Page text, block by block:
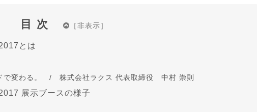
目次
とは
で変わる。 / 株式会社ラクス 代表取締役 中村 崇則
展示ブースの様子